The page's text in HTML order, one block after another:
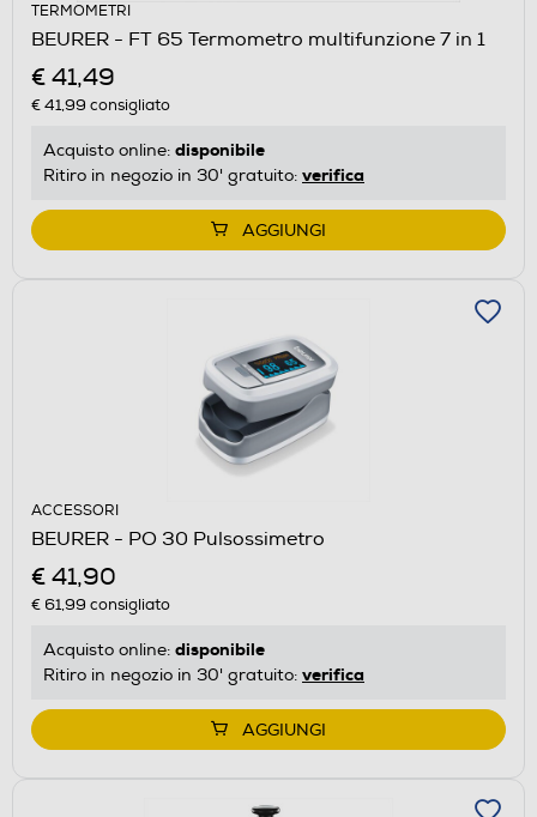
TERMOMETRI
BEURER - FT 65 Termometro multifunzione 7 in 1
€ 41,49
€ 41,99 consigliato
Acquisto online: disponibile
Ritiro in negozio in 30' gratuito: verifica
AGGIUNGI
ACCESSORI
BEURER - PO 30 Pulsossimetro
€ 41,90
€ 61,99 consigliato
Acquisto online: disponibile
Ritiro in negozio in 30' gratuito: verifica
AGGIUNGI